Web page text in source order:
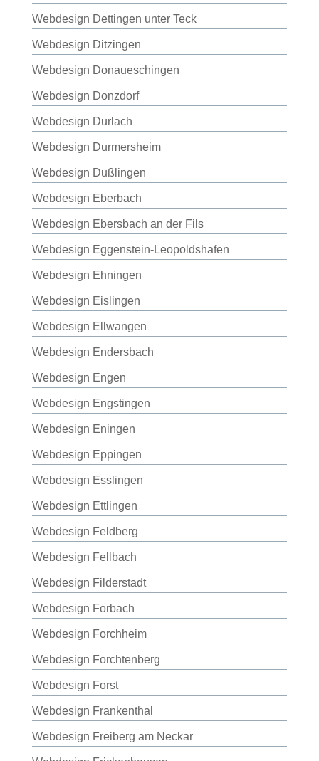
Webdesign Dettingen unter Teck
Webdesign Ditzingen
Webdesign Donaueschingen
Webdesign Donzdorf
Webdesign Durlach
Webdesign Durmersheim
Webdesign Dußlingen
Webdesign Eberbach
Webdesign Ebersbach an der Fils
Webdesign Eggenstein-Leopoldshafen
Webdesign Ehningen
Webdesign Eislingen
Webdesign Ellwangen
Webdesign Endersbach
Webdesign Engen
Webdesign Engstingen
Webdesign Eningen
Webdesign Eppingen
Webdesign Esslingen
Webdesign Ettlingen
Webdesign Feldberg
Webdesign Fellbach
Webdesign Filderstadt
Webdesign Forbach
Webdesign Forchheim
Webdesign Forchtenberg
Webdesign Forst
Webdesign Frankenthal
Webdesign Freiberg am Neckar